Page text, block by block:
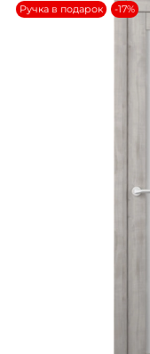
Ручка в подарок -17%